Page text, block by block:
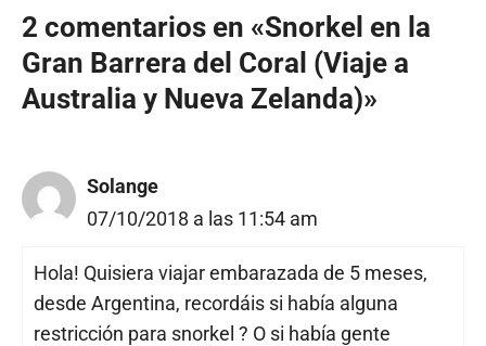
2 comentarios en «Snorkel en la
Gran Barrera del Coral (Viaje a
Australia y Nueva Zelanda)»
Solange
07/10/2018 a las 11:54 am
Hola! Quisiera viajar embarazada de 5 meses,
desde Argentina, recordáis si había alguna
restricción para snorkel ? O si había gente